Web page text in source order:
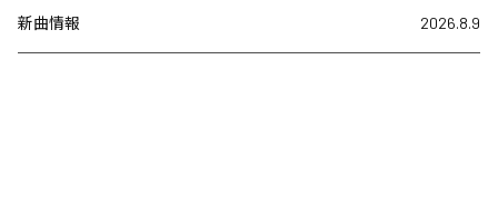
新曲情報 2026.8.9